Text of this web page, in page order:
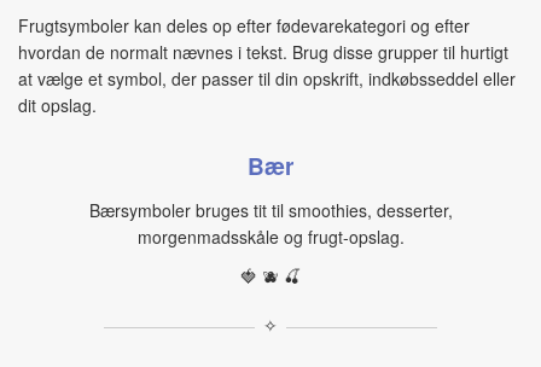
Frugtsymboler kan deles op efter fødevarekategori og efter
hvordan de normalt nævnes i tekst. Brug disse grupper til hurtigt
at vælge et symbol, der passer til din opskrift, indkøbsseddel eller
dit opslag.
Bær
Bærsymboler bruges tit til smoothies, desserter,
morgenmadsskåle og frugt-opslag.
🍓 🫐 🍒
✧